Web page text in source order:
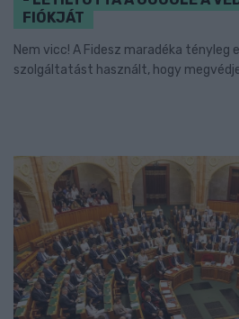
FIÓKJÁT
Nem vicc! A Fidesz maradéka tényleg
szolgáltatást használt, hogy